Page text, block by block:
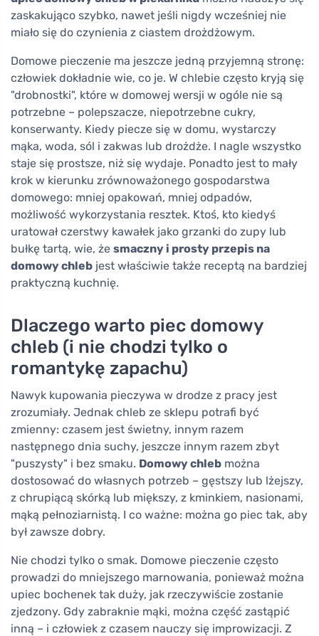
zaskakująco szybko, nawet jeśli nigdy wcześniej nie
miało się do czynienia z ciastem drożdżowym.
Domowe pieczenie ma jeszcze jedną przyjemną stronę:
człowiek dokładnie wie, co je. W chlebie często kryją się
"drobnostki", które w domowej wersji w ogóle nie są
potrzebne – polepszacze, niepotrzebne cukry,
konserwanty. Kiedy piecze się w domu, wystarczy
mąka, woda, sól i zakwas lub drożdże. I nagle wszystko
staje się prostsze, niż się wydaje. Ponadto jest to mały
krok w kierunku zrównoważonego gospodarstwa
domowego: mniej opakowań, mniej odpadów,
możliwość wykorzystania resztek. Ktoś, kto kiedyś
uratował czerstwy kawałek jako grzanki do zupy lub
bułkę tartą, wie, że smaczny i prosty przepis na
domowy chleb jest właściwie także receptą na bardziej
praktyczną kuchnię.
Dlaczego warto piec domowy
chleb (i nie chodzi tylko o
romantykę zapachu)
Nawyk kupowania pieczywa w drodze z pracy jest
zrozumiały. Jednak chleb ze sklepu potrafi być
zmienny: czasem jest świetny, innym razem
następnego dnia suchy, jeszcze innym razem zbyt
"puszysty" i bez smaku. Domowy chleb można
dostosować do własnych potrzeb – gęstszy lub lżejszy,
z chrupiącą skórką lub miększy, z kminkiem, nasionami,
mąką pełnoziarnistą. I co ważne: można go piec tak, aby
był zawsze dobry.
Nie chodzi tylko o smak. Domowe pieczenie często
prowadzi do mniejszego marnowania, ponieważ można
upiec bochenek tak duży, jak rzeczywiście zostanie
zjedzony. Gdy zabraknie mąki, można część zastąpić
inną – i człowiek z czasem nauczy się improwizacji. Z